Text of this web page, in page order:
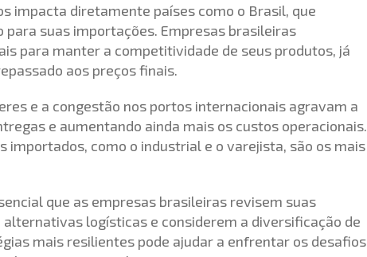
impacta diretamente países como o Brasil, que
suas importações. Empresas brasileiras
para manter a competitividade de seus produtos, já
aos preços finais.
e a congestão nos portos internacionais agravam a
e aumentando ainda mais os custos operacionais.
importados, como o industrial e o varejista, são os mais
que as empresas brasileiras revisem suas
logísticas e considerem a diversificação de
mais resilientes pode ajudar a enfrentar os desafios